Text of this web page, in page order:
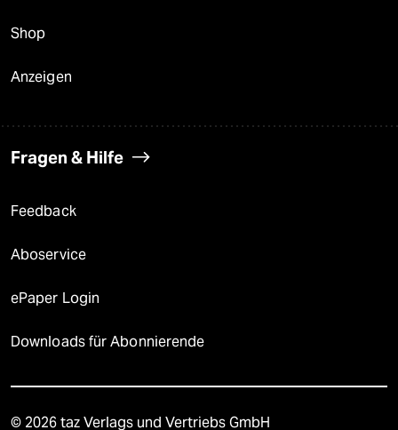
Shop
Anzeigen
Fragen & Hilfe
Feedback
Aboservice
ePaper Login
Downloads für Abonnierende
© 2026 taz Verlags und Vertriebs GmbH